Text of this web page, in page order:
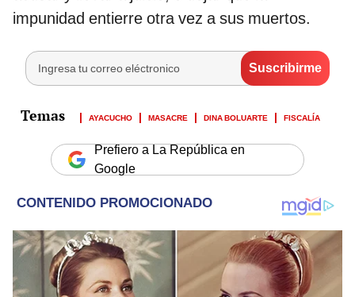
impunidad entierre otra vez a sus muertos.
AYACUCHO MASACRE DINA BOLUARTE FISCALÍA
Prefiero a La República en
Google